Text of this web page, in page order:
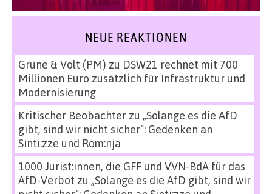
NEUE REAKTIONEN
Grüne & Volt (PM) zu DSW21 rechnet mit 700
Millionen Euro zusätzlich für Infrastruktur und
Modernisierung
Kritischer Beobachterzu „Solange es die AfD
gibt, sind wir nicht sicher“: Gedenken an
Sinti:zze und Rom:nja
1000 Jurist:innen, die GFF und VVN-BdA für das
AfD-Verbot zu „Solange es die AfD gibt, sind wir